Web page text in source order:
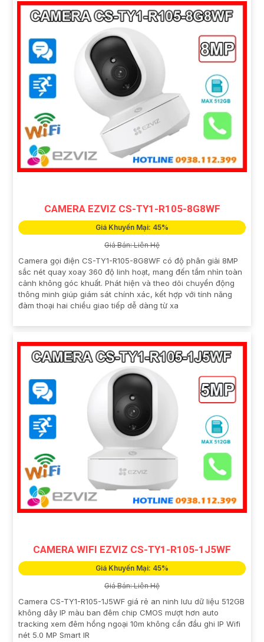
CAMERA EZVIZ CS-TY1-R105-8G8WF
Giá Khuyến Mại: 45%
Giá Bán: Liên Hệ
Camera gọi điện CS-TY1-R105-8G8WF có độ phân giải 8MP
sắc nét quay xoay 360 độ linh hoạt, mang đến tầm nhìn toàn
cảnh không góc khuất. Phát hiện và theo dõi chuyển động
thông minh giúp giám sát chính xác, kết hợp với tính năng
đàm thoại hai chiều giao tiếp dễ dàng từ xa
CAMERA WIFI EZVIZ CS-TY1-R105-1J5WF
Giá Khuyến Mại: 45%
Giá Bán: Liên Hệ
Camera CS-TY1-R105-1J5WF giá rẻ an ninh lưu dữ liệu 512GB
không dây IP màu ban đêm chip CMOS mượt hơn auto
tracking xem đêm hồng ngoại 10m không cần đầu ghi IP Wifi
nét 5.0 MP Smart IR